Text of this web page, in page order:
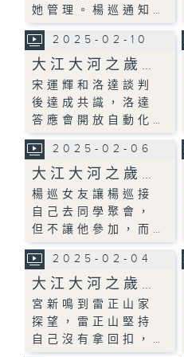
她管理。楊巡通知…
2025-02-10
大江大河之歲…
宋運輝和洛達談判
後達成共識，洛達
答應會開放自動化…
2025-02-06
大江大河之歲…
楊巡女友讓楊巡接
自己去同學聚會，
但不讓他參加，而…
2025-02-04
大江大河之歲…
宮新鳴到雷正山家
探望，雷正山堅持
自己沒有拿回扣，…